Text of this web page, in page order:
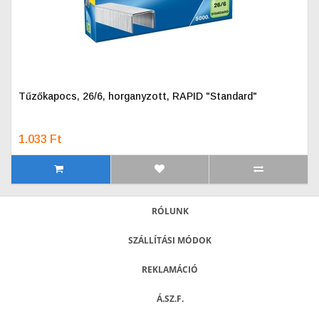
Tűzőkapocs, 26/6, horganyzott, RAPID "Standard"
1.033 Ft
RÓLUNK
SZÁLLÍTÁSI MÓDOK
REKLAMÁCIÓ
Á.SZ.F.